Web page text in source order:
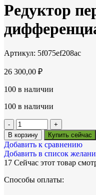
Редуктор
Артикул: 5f075ef208ac
26 300,00 ₽
100 в наличии
100 в наличии
В корзину Купить сейчас
Добавить к сравнению
Добавить в список
17 Сейчас этот товар
Способы оплаты: